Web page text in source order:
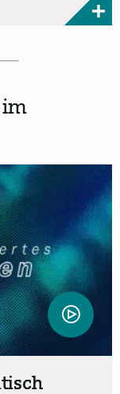
im